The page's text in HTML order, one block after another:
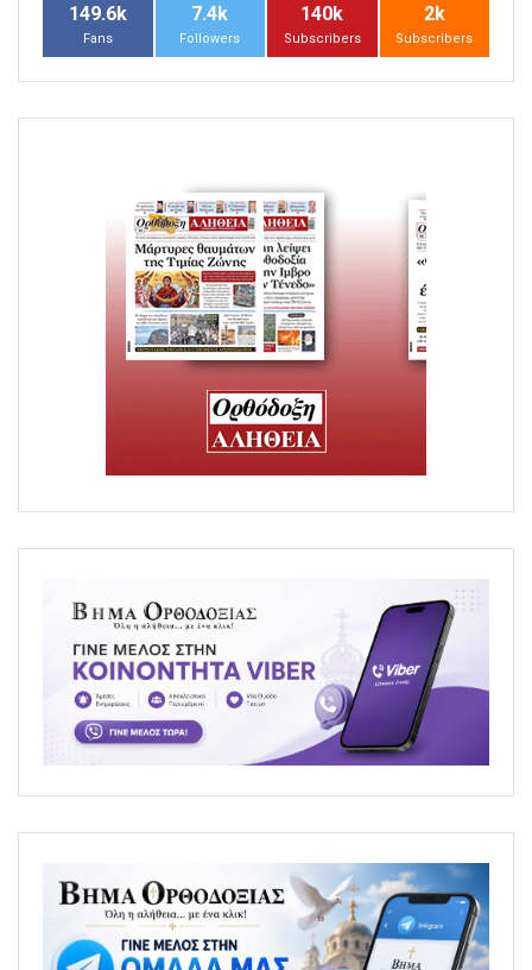
149.6k
Fans
7.4k
Followers
140k
Subscribers
2k
Subscribers